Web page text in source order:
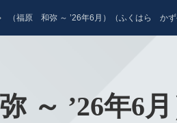
（福原 和弥 ～ ’26年6月）（ふくはら かず
～ ’26年6